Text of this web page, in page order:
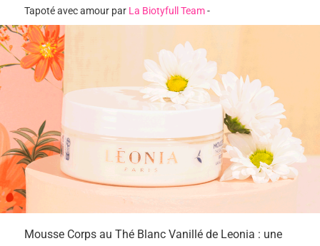
Tapoté avec amour par La Biotyfull Team-
Mousse Corps au Thé Blanc Vanillé de Leonia : une